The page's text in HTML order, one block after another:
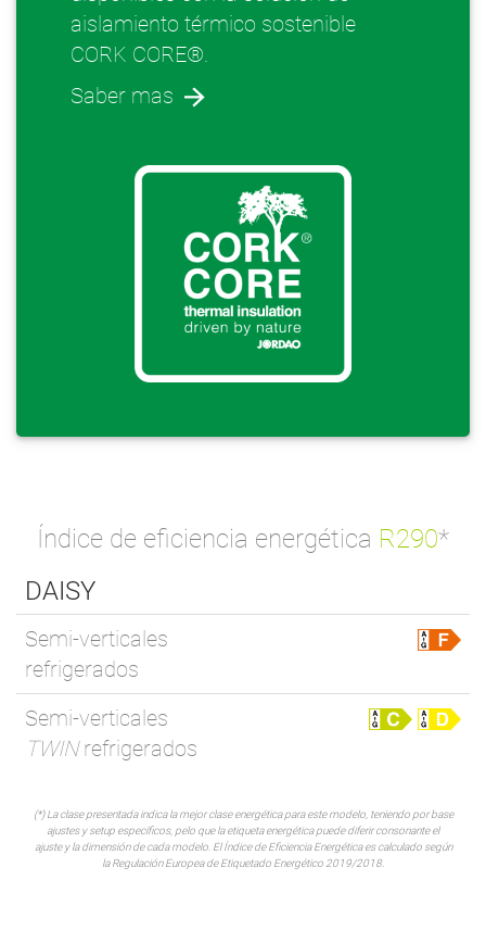
aislamiento térmico sostenible
CORK CORE®.
Saber mas
Índice de eficiencia energética R290*
DAISY
Semi-verticales
refrigerados
Semi-verticales
TWINrefrigerados
(*) La clase presentada indica la mejor clase energética para este modelo, teniendo por base
ajustes y setup específicos, pelo que la etiqueta energética puede diferir consonante el
ajuste y la dimensión de cada modelo. El Índice de Eficiencia Energética es calculado según
la Regulación Europea de Etiquetado Energético 2019/2018.